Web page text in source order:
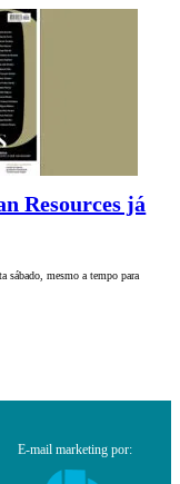
Resources já
sábado, mesmo a tempo para
E-mail marketing por: